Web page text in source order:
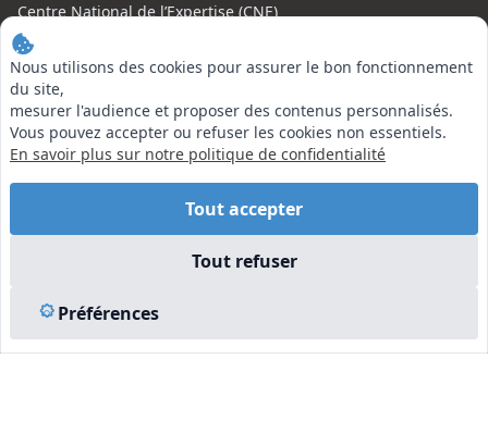
Nous utilisons des cookies pour assurer le bon fonctionnement
du site,
mesurer l'audience et proposer des contenus personnalisés.
Vous pouvez accepter ou refuser les cookies non essentiels.
En savoir plus sur notre politique de confidentialité
Tout accepter
Tout refuser
Préférences
Centre National de l’Expertise (CNE)
20 rue Henri Regnault, 75008 Paris
N°VERT : 0800 00 80 89
EN SAVOIR PLUS
Liens utiles
Mentions légales